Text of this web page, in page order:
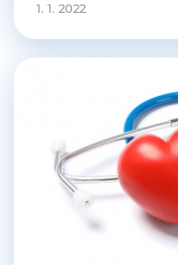
1. 1. 2022